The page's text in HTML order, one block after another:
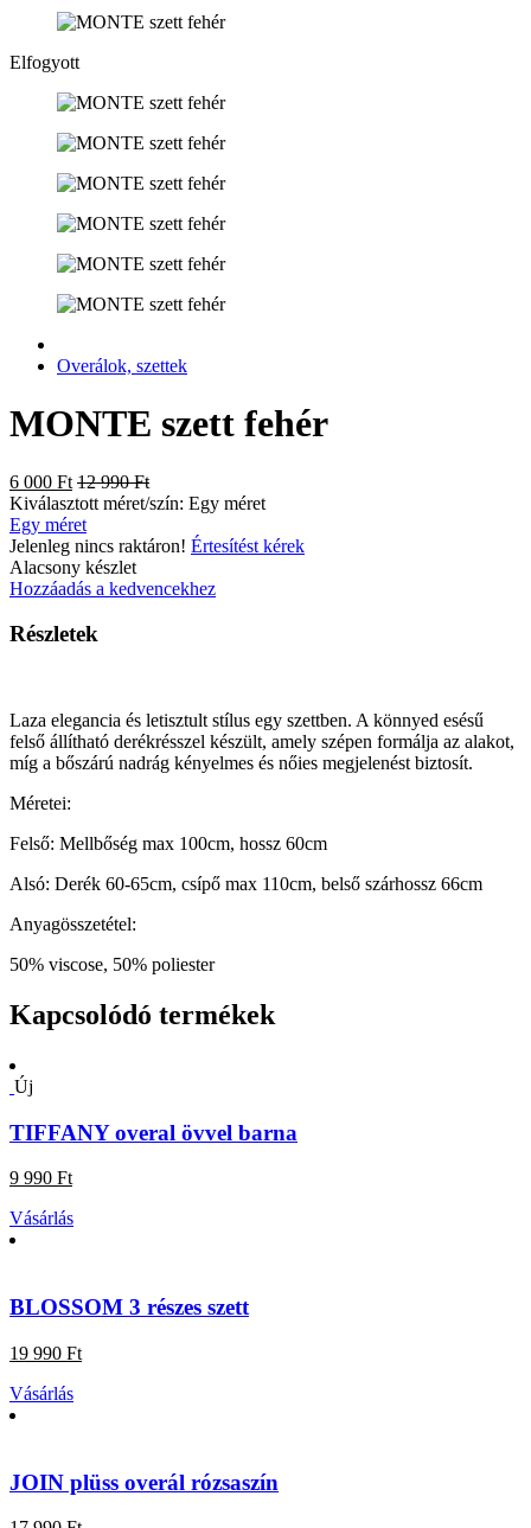
Elfogyott
Overálok, szettek
MONTE szett fehér
6 000 Ft 12 990 Ft
Kiválasztott méret/szín: Egy méret
Egy méret
Jelenleg nincs raktáron! Értesítést kérek
Alacsony készlet
Hozzáadás a kedvencekhez
Részletek
Laza elegancia és letisztult stílus egy szettben. A könnyed esésű
felső állítható derékrésszel készült, amely szépen formálja az alakot,
míg a bőszárú nadrág kényelmes és nőies megjelenést biztosít.
Méretei:
Felső: Mellbőség max 100cm, hossz 60cm
Alsó: Derék 60-65cm, csípő max 110cm, belső szárhossz 66cm
Anyagösszetétel:
50% viscose, 50% poliester
Kapcsolódó termékek
Új
TIFFANY overal övvel barna
9 990 Ft
Vásárlás
BLOSSOM 3 részes szett
19 990 Ft
Vásárlás
JOIN plüss overál rózsaszín